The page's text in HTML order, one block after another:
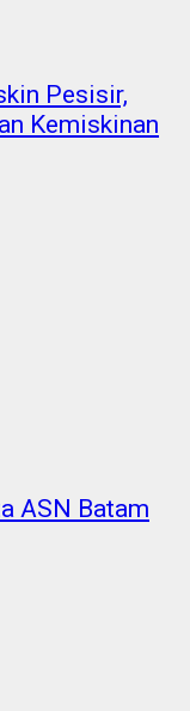
Pesisir,
Kemiskinan
ASN Batam